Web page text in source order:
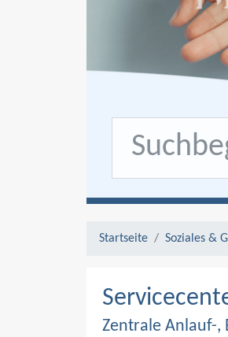
Startseite Soziales &
Zentrale Anlauf-,